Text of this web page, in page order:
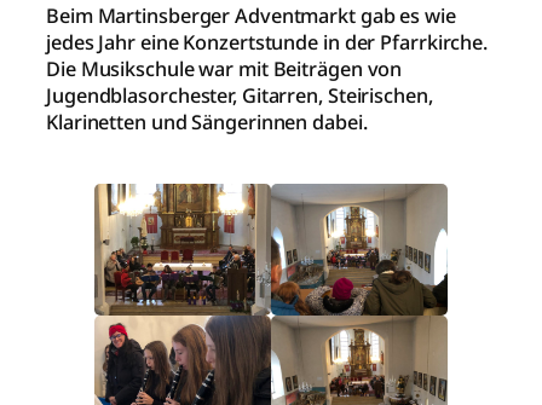
Beim Martinsberger Adventmarkt gab es wie
jedes Jahr eine Konzertstunde in der Pfarrkirche.
Die Musikschule war mit Beiträgen von
Jugendblasorchester, Gitarren, Steirischen,
Klarinetten und Sängerinnen dabei.